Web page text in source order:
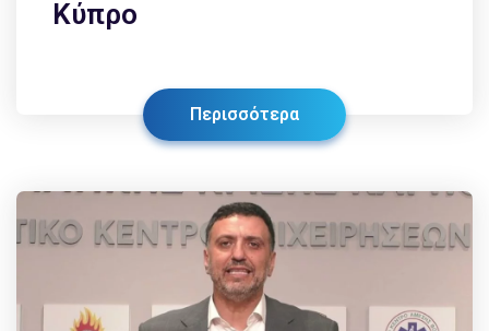
Κύπρο
Περισσότερα